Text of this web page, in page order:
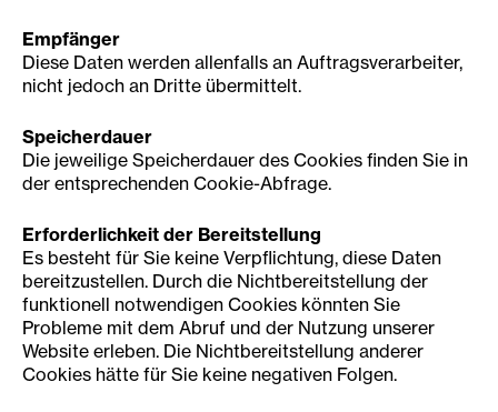
Empfänger
Diese Daten werden allenfalls an Auftragsverarbeiter,
nicht jedoch an Dritte übermittelt.
Speicherdauer
Die jeweilige Speicherdauer des Cookies finden Sie in
der entsprechenden Cookie-Abfrage.
Erforderlichkeit der Bereitstellung
Es besteht für Sie keine Verpflichtung, diese Daten
bereitzustellen. Durch die Nichtbereitstellung der
funktionell notwendigen Cookies könnten Sie
Probleme mit dem Abruf und der Nutzung unserer
Website erleben. Die Nichtbereitstellung anderer
Cookies hätte für Sie keine negativen Folgen.